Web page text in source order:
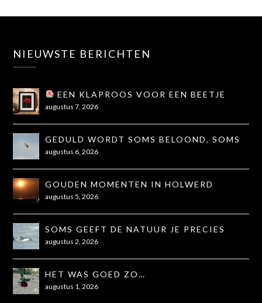
NIEUWSTE BERICHTEN
EEN KLAPROOS VOOR EEN BEETJE
TROOST
augustus 7, 2026
GEDULD WORDT SOMS BELOOND, SOMS
OOK NIET...
augustus 6, 2026
GOUDEN MOMENTEN IN HOLWERD
augustus 5, 2026
SOMS GEEFT DE NATUUR JE PRECIES
WAT JE NODIG HEBT
augustus 2, 2026
HET WAS GOED ZO…
augustus 1, 2026